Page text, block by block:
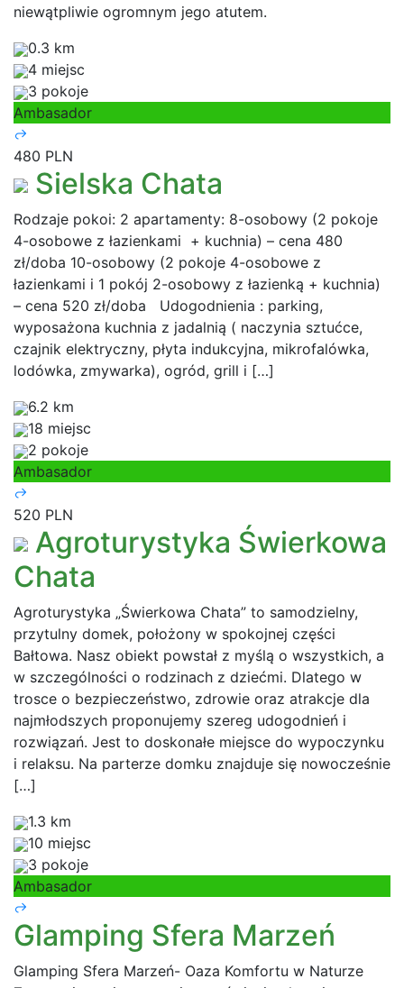
niewątpliwie ogromnym jego atutem.
0.3 km
4 miejsc
3 pokoje
Ambasador
480 PLN
Sielska Chata
Rodzaje pokoi: 2 apartamenty: 8-osobowy (2 pokoje
4-osobowe z łazienkami + kuchnia) – cena 480
zł/doba 10-osobowy (2 pokoje 4-osobowe z
łazienkami i 1 pokój 2-osobowy z łazienką + kuchnia)
– cena 520 zł/doba Udogodnienia : parking,
wyposażona kuchnia z jadalnią ( naczynia sztućce,
czajnik elektryczny, płyta indukcyjna, mikrofalówka,
lodówka, zmywarka), ogród, grill i […]
6.2 km
18 miejsc
2 pokoje
Ambasador
520 PLN
Agroturystyka Świerkowa
Chata
Agroturystyka „Świerkowa Chata” to samodzielny,
przytulny domek, położony w spokojnej części
Bałtowa. Nasz obiekt powstał z myślą o wszystkich, a
w szczególności o rodzinach z dziećmi. Dlatego w
trosce o bezpieczeństwo, zdrowie oraz atrakcje dla
najmłodszych proponujemy szereg udogodnień i
rozwiązań. Jest to doskonałe miejsce do wypoczynku
i relaksu. Na parterze domku znajduje się nowocześnie
[…]
1.3 km
10 miejsc
3 pokoje
Ambasador
Glamping Sfera Marzeń
Glamping Sfera Marzeń- Oaza Komfortu w Naturze